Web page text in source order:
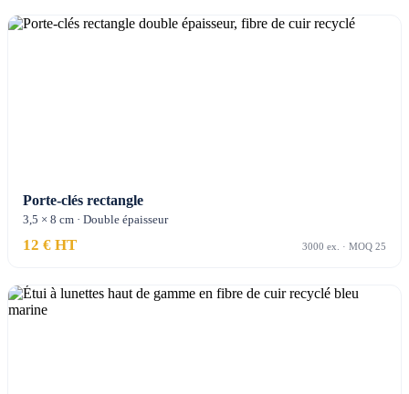
Porte-clés rectangle
3,5 × 8 cm · Double épaisseur
12 € HT 3000 ex. · MOQ 25